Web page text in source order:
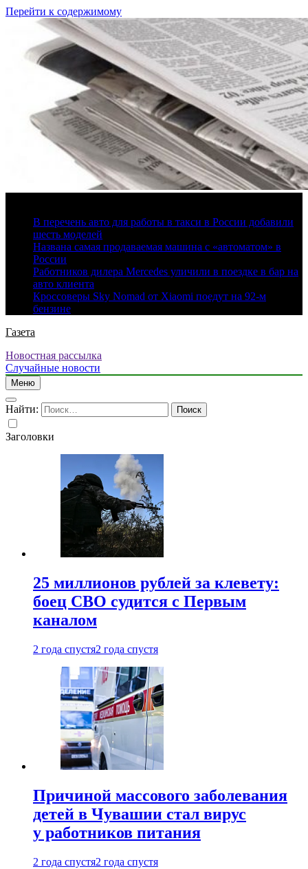
Перейти к содержимому
В перечень авто для работы в такси в России добавили
шесть моделей
Названа самая продаваемая машина с «автоматом» в
России
Работников дилера Mercedes уличили в поездке в бар на
авто клиента
Кроссоверы Sky Nomad от Xiaomi поедут на 92-м
бензине
Газета
Новостная рассылка
Случайные новости
Меню
Найти:
Заголовки
25 миллионов рублей за клевету:
боец СВО судится с Первым
каналом
2 года спустя2 года спустя
Причиной массового заболевания
детей в Чувашии стал вирус
у работников питания
2 года спустя2 года спустя